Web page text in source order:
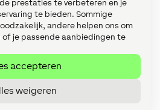
prestaties te verbeteren en je
te bieden. Sommige
andere helpen ons om
je passende aanbiedingen te
accepteren
weigeren
gids (11)
de praktijk (114)